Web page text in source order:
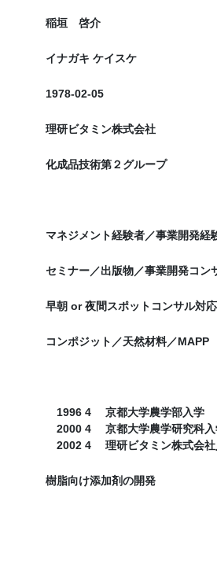
稲垣 啓介
イナガキ ケイスケ
1978-02-05
理研ビタミン株式会社
化成品技術第２グループ
マネジメント経験者／事業開発経
セミナー／出版物／事業開発コン
早朝 or 夜間スポットコンサル対
コンポジット／天然材料／MAPP
1996 4 京都大学農学部入学
2000 4 京都大学農学研究科入
2002 4 理研ビタミン株式会社
樹脂向け添加剤の開発